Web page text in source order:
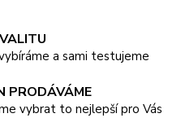
a sami testujeme
PRODÁVÁME
vybrat to nejlepší pro Vás